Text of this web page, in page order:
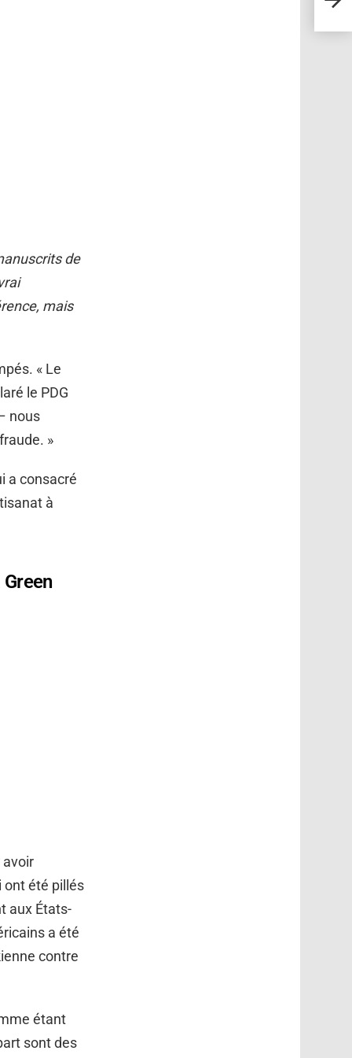
de
mais
« Le
le PDG
nous
»
a consacré
à
avoir
ont été pillés
aux États-
a été
contre
étant
sont des